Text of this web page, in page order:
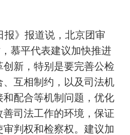
》报道说，北京团审
慕平代表建议加快推进
新，特别是要完善公检
互相制约，以及司法机
配合等机制问题，优化
司法工作的环境，保证
判权和检察权。建议加